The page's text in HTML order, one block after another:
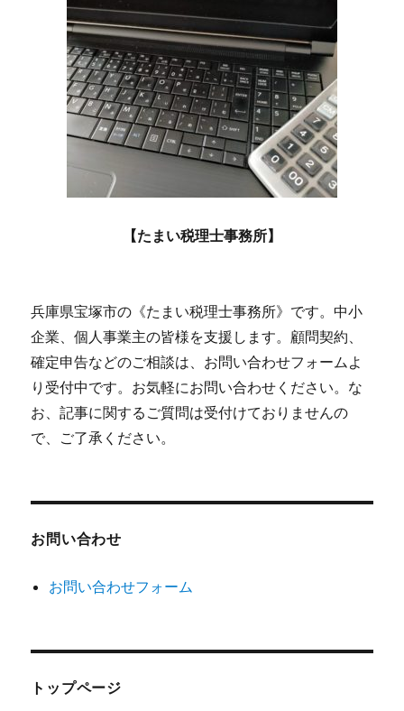
【たまい税理士事務所】
兵庫県宝塚市の《たまい税理士事務所》です。中小
企業、個人事業主の皆様を支援します。顧問契約、
確定申告などのご相談は、お問い合わせフォームよ
り受付中です。お気軽にお問い合わせください。な
お、記事に関するご質問は受付けておりませんの
で、ご了承ください。
お問い合わせ
お問い合わせフォーム
トップページ